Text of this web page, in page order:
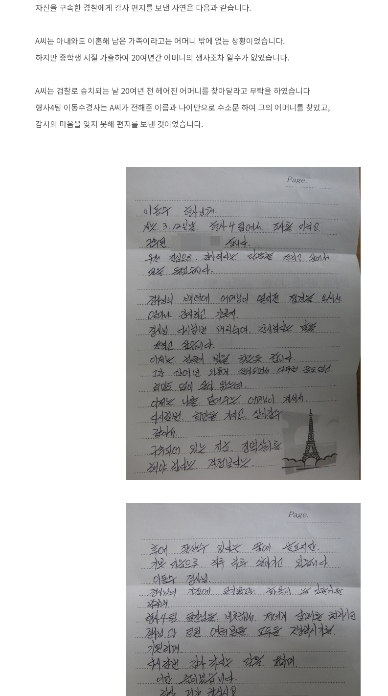
자신을 구속한 경찰에게 감사 편지를 보낸 사연은 다음과 같습니다.
A씨는 아내와도 이혼해 남은 가족이라고는 어머니 밖에 없는 상황이었습니다.
하지만 중학생 시절 가출하여 20여년간 어머니의 생사조차 알수가 없었습니다.
A씨는 검찰로 송치되는 날 20여년 전 헤어진 어머니를 찾아달라고 부탁을 하였습니다
형사4팀 이동수경사는 A씨가 전해준 이름과 나이만으로 수소문 하여 그의 어머니를 찾았고,
감사의 마음을 잊지 못해 편지를 보낸 것이었습니다.